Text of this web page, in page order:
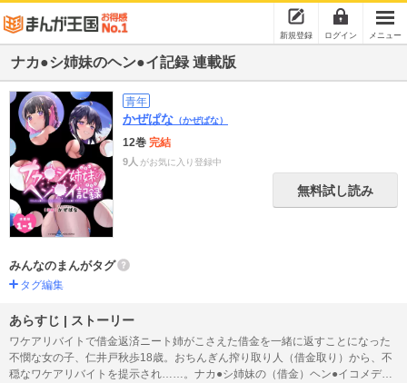
新規登録 ログイン メニュー
ナカ●シ姉妹のヘン●イ記録 連載版
青年
かぜぱな （かぜぱな）
12巻 完結
9人 がお気に入り登録中
無料試し読み
みんなのまんがタグ
タグ編集
あらすじ | ストーリー
ワケアリバイトで借金返済ニート姉がこさえた借金を一緒に返すことになった
不憫な女の子、仁井戸秋歩18歳。おちんぎん搾り取り人（借金取り）から、不
穏なワケアリバイトを提示され……。ナカ●シ姉妹の（借金）ヘン●イコメデ